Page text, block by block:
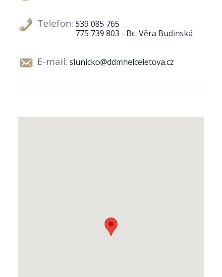
Telefon: 539 085 765
775 739 803 - Bc. Věra Budinská
E-mail: slunicko@ddmhelceletova.cz